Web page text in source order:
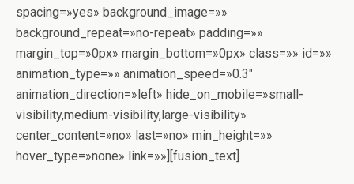
spacing=»yes» background_image=»»
background_repeat=»no-repeat» padding=»»
margin_top=»0px» margin_bottom=»0px» class=»» id=»»
animation_type=»» animation_speed=»0.3″
animation_direction=»left» hide_on_mobile=»small-
visibility,medium-visibility,large-visibility»
center_content=»no» last=»no» min_height=»»
hover_type=»none» link=»»][fusion_text]